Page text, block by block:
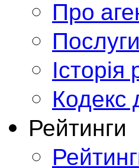
Про
Історія
Кодекс
Рейтинги